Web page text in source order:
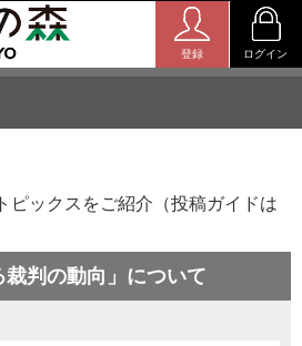
登録 ログイン
ピックスをご紹介（投稿ガイドは
裁判の動向」について